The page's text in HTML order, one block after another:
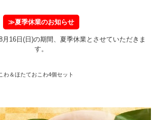
≫夏季休業のお知らせ
月16日(日)の期間、夏季休業とさせていただきま
す。
わ＆ほたておこわ4個セット